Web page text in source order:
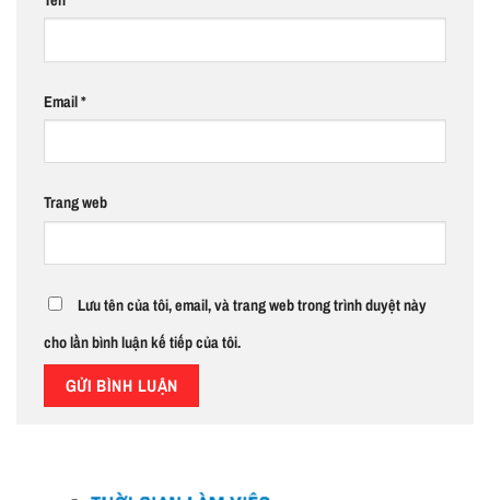
Email*
Trang web
Lưu tên của tôi, email, và trang web trong trình duyệt này
cho lần bình luận kế tiếp của tôi.